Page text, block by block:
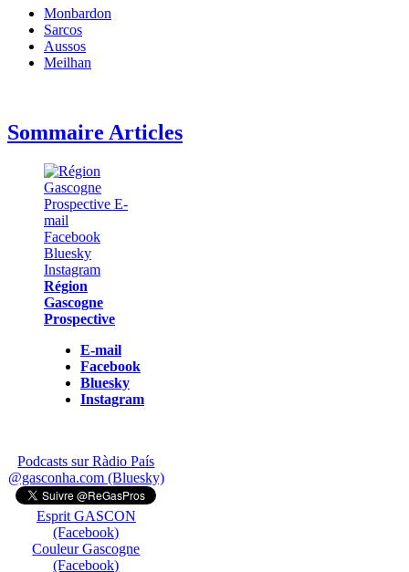
Monbardon
Sarcos
Aussos
Meilhan
Sommaire Articles
Région
Gascogne
Prospective
E-mail
Facebook
Bluesky
Instagram
Podcasts sur Ràdio País
@gasconha.com (Bluesky)
Esprit GASCON
(Facebook)
Couleur Gascogne
(Facebook)